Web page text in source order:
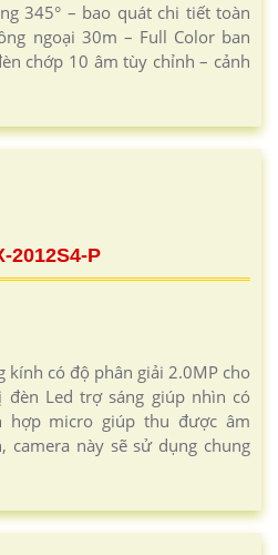
345° – bao quát chi tiết toàn
ngoại 30m – Full Color ban
chớp 10 âm tùy chỉnh – cảnh
2012S4-P
kính có độ phân giải 2.0MP cho
Led trợ sáng giúp nhìn có
hợp micro giúp thu được âm
camera này sẽ sử dụng chung